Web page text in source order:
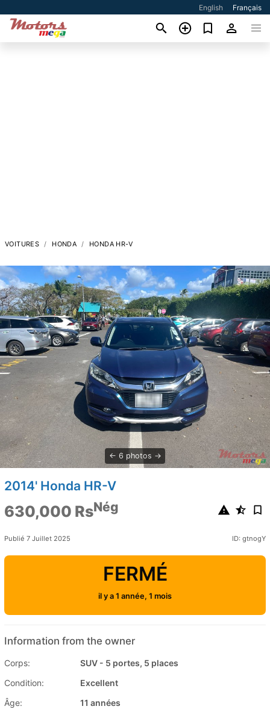
English Français
VOITURES HONDA HONDA HR-V
6 photos
2014' Honda HR-V
630,000 RsNég
Publié 7 Juillet 2025 ID: gtnogY
FERMÉ
il y a 1 année, 1 mois
Information from the owner
Corps:
SUV - 5 portes, 5 places
Condition:
Excellent
Âge:
11 années